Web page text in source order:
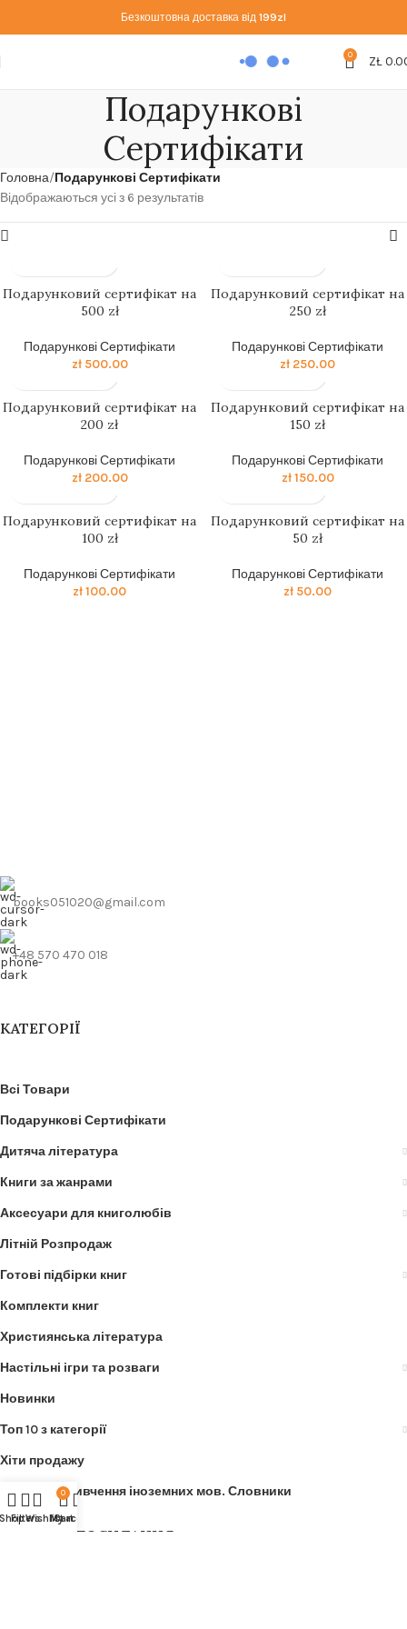
Безкоштовна доставка від 199zl
0 ZŁ
Подарункові
Сертифікати
Головна Подарункові Сертифікати
Відображаються усі з 6 результатів
Подарунковий сертифікат на
500 zł
Подарункові Сертифікати
zł500.00
Подарунковий сертифікат на
250 zł
Подарункові Сертифікати
zł 250.00
Подарунковий сертифікат на
200 zł
Подарункові Сертифікати
zł200.00
Подарунковий сертифікат на
150 zł
Подарункові Сертифікати
zł150.00
Подарунковий сертифікат на
100 zł
Подарункові Сертифікати
zł100.00
Подарунковий сертифікат на
50 zł
Подарункові Сертифікати
zł 50.00
books051020@gmail.com
+48 570 470 018
КАТЕГОРІЇ
Всі Товари
Подарункові Сертифікати
Дитяча література
Книги за жанрами
Аксесуари для книголюбів
Літній Розпродаж
Готові підбірки книг
Комплекти книг
Християнська література
Настільні ігри та розваги
Новинки
Топ 10 з категорії
Хіти продажу
Книги для вивчення іноземних мов. Словники
КОРИСНІ ПОСИЛАННЯ
FiltersWishlist
0
Cart
My account